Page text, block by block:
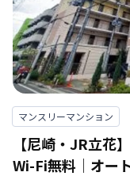
マンスリーマンション
【尼崎・JR立花
Wi-Fi無料｜オー